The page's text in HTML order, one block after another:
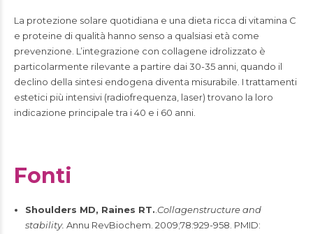
La protezione solare quotidiana e una dieta ricca di vitamina C
e proteine di qualità hanno senso a qualsiasi età come
prevenzione. L’integrazione con collagene idrolizzato è
particolarmente rilevante a partire dai 30-35 anni, quando il
declino della sintesi endogena diventa misurabile. I trattamenti
estetici più intensivi (radiofrequenza, laser) trovano la loro
indicazione principale tra i 40 e i 60 anni.
Fonti
Shoulders MD, Raines RT. Collagenstructure and
stability. Annu RevBiochem. 2009;78:929-958. PMID: